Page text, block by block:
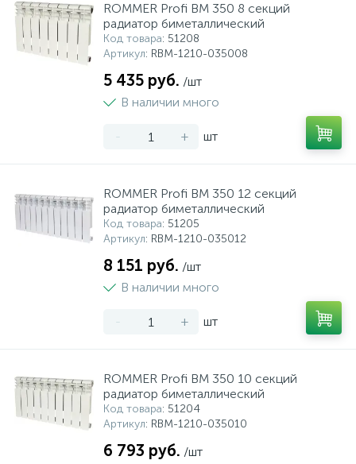
ROMMER Profi BM 350 8 секций
радиатор биметаллический
Код товара: 51208
Артикул: RBM-1210-035008
5 435 руб. /шт
В наличии много
- + шт
ROMMER Profi BM 350 12 секций
радиатор биметаллический
Код товара: 51205
Артикул: RBM-1210-035012
8 151 руб. /шт
В наличии много
- + шт
ROMMER Profi BM 350 10 секций
радиатор биметаллический
Код товара: 51204
Артикул: RBM-1210-035010
6 793 руб. /шт